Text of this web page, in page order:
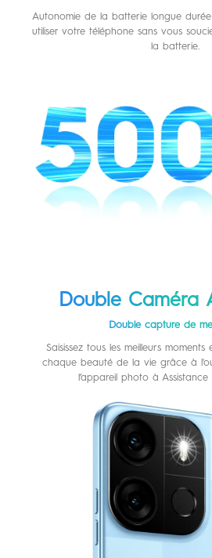
Autonomie de la batterie longue
utiliser votre téléphone sans vous
la batterie.
Double Caméra
Double capture de
Saisissez tous les meilleurs
chaque beauté de la vie grâce à
l’appareil photo à Assistance